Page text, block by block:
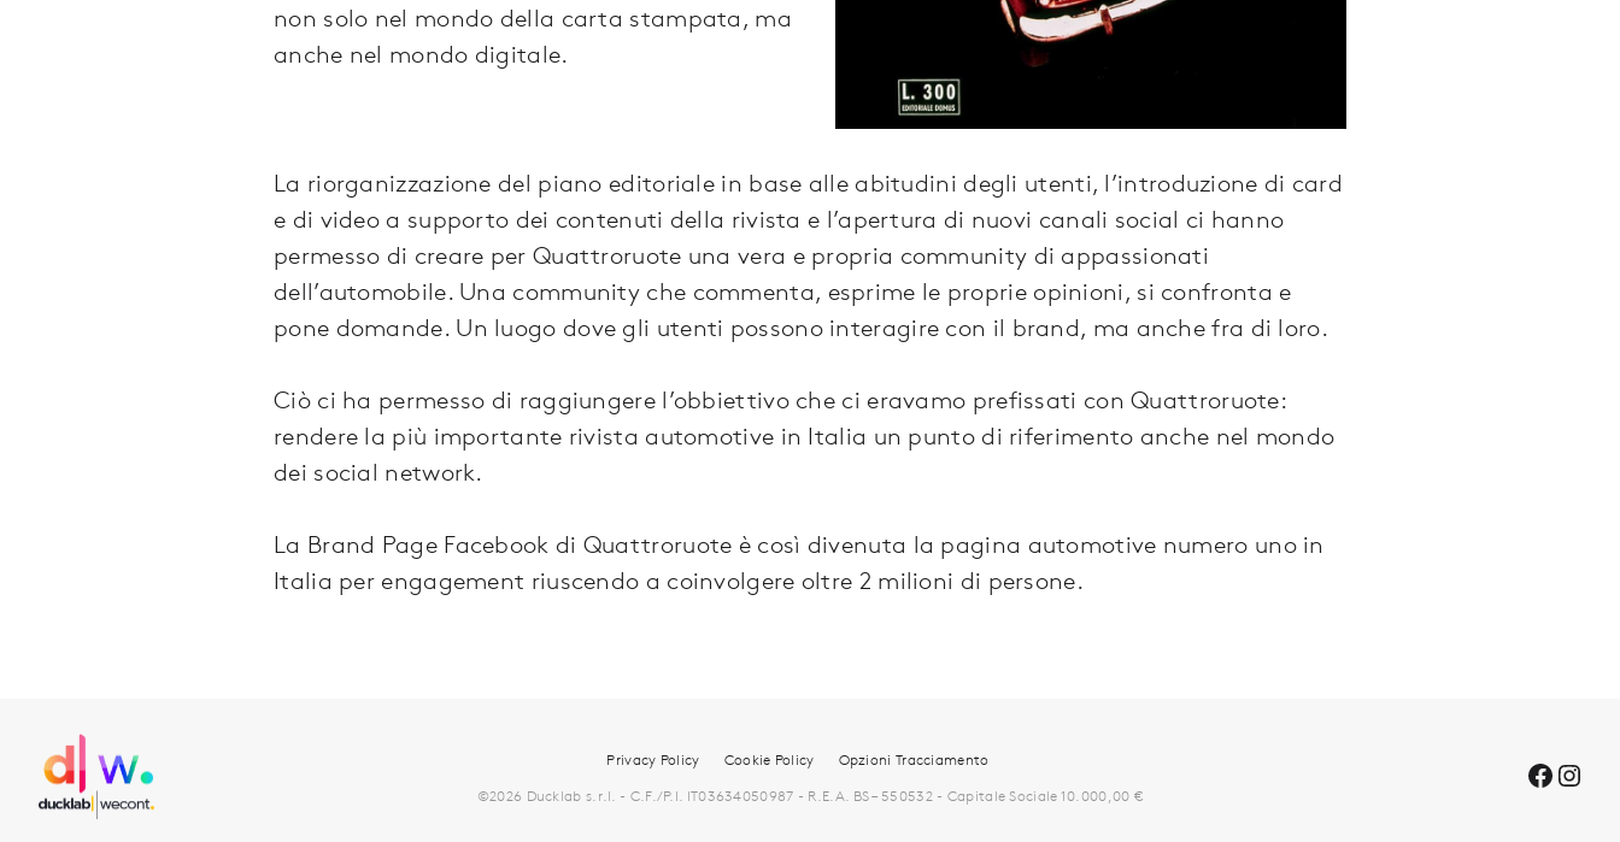
non solo nel mondo della carta stampata, ma
anche nel mondo digitale.
La riorganizzazione del piano editoriale in base alle abitudini degli utenti, l’introduzione di card
e di video a supporto dei contenuti della rivista e l’apertura di nuovi canali social ci hanno
permesso di creare per Quattroruote una vera e propria community di appassionati
dell’automobile. Una community che commenta, esprime le proprie opinioni, si confronta e
pone domande. Un luogo dove gli utenti possono interagire con il brand, ma anche fra di loro.
Ciò ci ha permesso di raggiungere l’obbiettivo che ci eravamo prefissati con Quattroruote:
rendere la più importante rivista automotive in Italia un punto di riferimento anche nel mondo
dei social network.
La Brand Page Facebook di Quattroruote è così divenuta la pagina automotive numero uno in
Italia per engagement riuscendo a coinvolgere oltre 2 milioni di persone.
Privacy Policy Cookie Policy
Opzioni Tracciamento
©2026 Ducklab s.r.l. - C.F./P.I. IT03634050987 - R.E.A. BS – 550532 - Capitale Sociale 10.000,00 €